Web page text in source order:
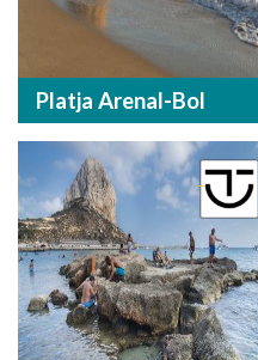
Platja Arenal-Bol